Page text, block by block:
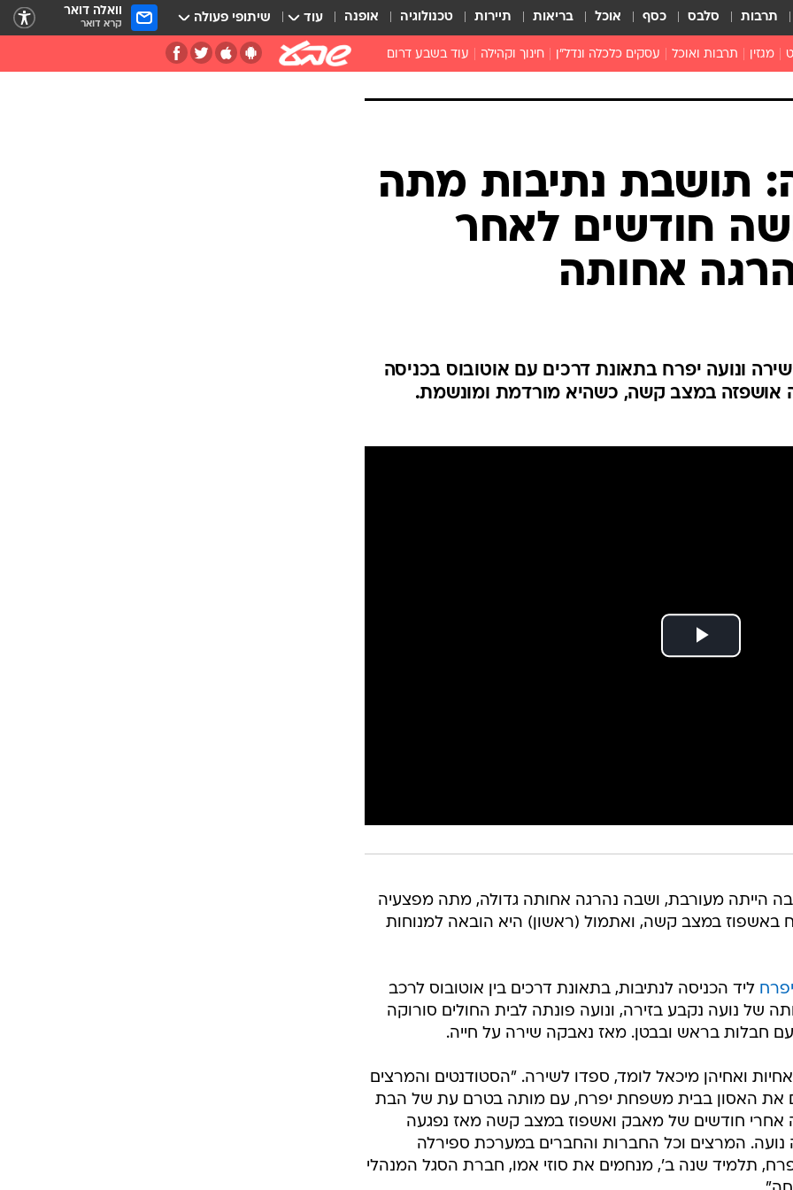
תרבות סלבס כסף אוכל בריאות תיירות טכנולוגיה אופנה עוד שיתופי פעולה וואלה דואר
קרא דואר
מגזין תרבות ואוכל עסקים כלכלה ונדל"ן חינוך וקהילה עוד בשבע דרום
תושבת נתיבות מתה
חודשים לאחר
אחותה
ונועה יפרח בתאונת דרכים עם אוטובוס בכניסה
אושפזה במצב קשה, כשהיא מורדמת ומונשמת.
הייתה מעורבת, ושבה נהרגה אחותה גדולה, מתה מפצעיה
באשפוז במצב קשה, ואתמול (ראשון) היא הובאה למנוחות
ליד הכניסה לנתיבות, בתאונת דרכים בין אוטובוס לרכב
של נועה נקבע בזירה, ונועה פונתה לבית החולים סורוקה
חבלות בראש ובבטן. מאז נאבקה שירה על חייה.
ואחיהן מיכאל לומד, ספדו לשירה. "הסטודנטים והמרצים
את האסון בבית משפחת יפרח, עם מותה בטרם עת של הבת
אחרי חודשים של מאבק ואשפוז במצב קשה מאז נפגעה
המרצים וכל החברות והחברים במערכת ספירלה
תלמיד שנה ב', מנחמים את סוזי אמו, חברת הסגל המנהלי